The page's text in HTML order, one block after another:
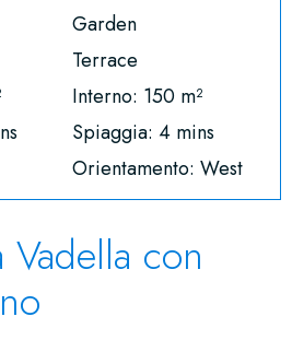
Garden
Terrace
Interno: 150 m²
Spiaggia: 4 mins
Orientamento: West
Vadella con